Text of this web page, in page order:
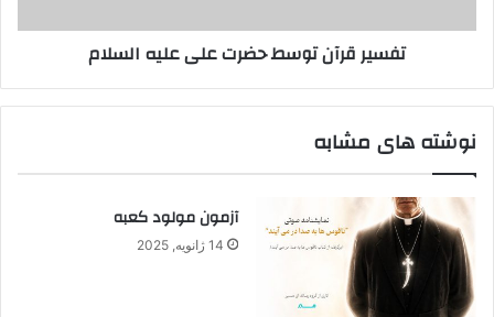
تفسیر قرآن توسط حضرت علی علیه السلام
نوشته های مشابه
آزمون مولود کعبه
14 ژانویه, 2025